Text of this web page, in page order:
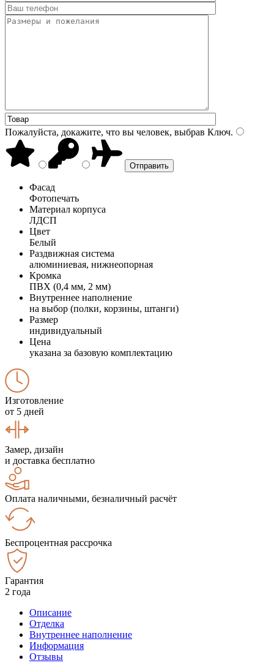
Пожалуйста, докажите, что вы человек, выбрав Ключ.
Фасад
Фотопечать
Материал корпуса
ЛДСП
Цвет
Белый
Раздвижная система
алюминиевая, нижнеопорная
Кромка
ПВХ (0,4 мм, 2 мм)
Внутреннее наполнение
на выбор (полки, корзины, штанги)
Размер
индивидуальный
Цена
указана за базовую комплектацию
Изготовление
от 5 дней
Замер, дизайн
и доставка бесплатно
Оплата наличными, безналичный расчёт
Беспроцентная рассрочка
Гарантия
2 года
Описание
Отделка
Внутреннее наполнение
Информация
Отзывы